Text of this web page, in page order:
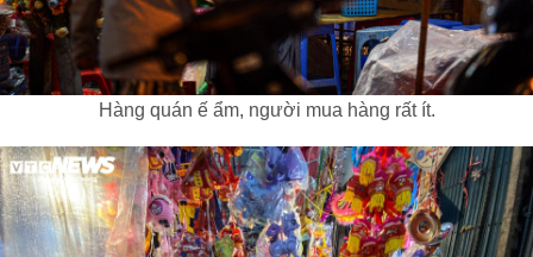
Hàng quán ế ẩm, người mua hàng rất ít.